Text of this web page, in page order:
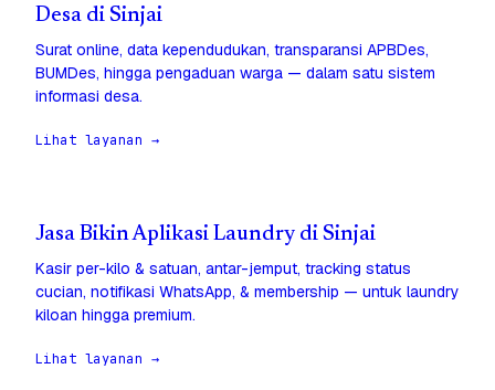
Desa di Sinjai
Surat online, data kependudukan, transparansi APBDes,
BUMDes, hingga pengaduan warga — dalam satu sistem
informasi desa.
Lihat layanan →
Jasa Bikin Aplikasi Laundry di Sinjai
Kasir per-kilo & satuan, antar-jemput, tracking status
cucian, notifikasi WhatsApp, & membership — untuk laundry
kiloan hingga premium.
Lihat layanan →